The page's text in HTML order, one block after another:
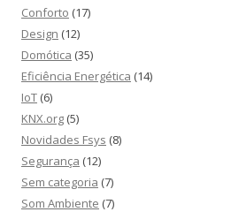
Conforto (17)
Design (12)
Domótica (35)
Eficiência Energética (14)
IoT (6)
KNX.org (5)
Novidades Fsys (8)
Segurança (12)
Sem categoria (7)
Som Ambiente (7)